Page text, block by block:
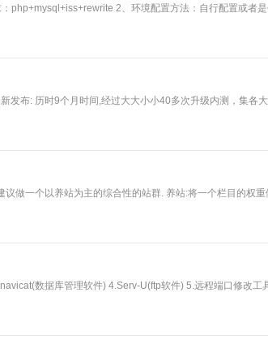
php+mysql+iss+rewrite 2、环境配置方法：自行配置或者
布: 历时9个月时间,经过大大小小40多次升级内测，集各
做一个以养站为主的综合性的站群. 养站:将一个栏目的权
数据库管理软件) 4.Serv-U(ftp软件) 5.远程端口修改工